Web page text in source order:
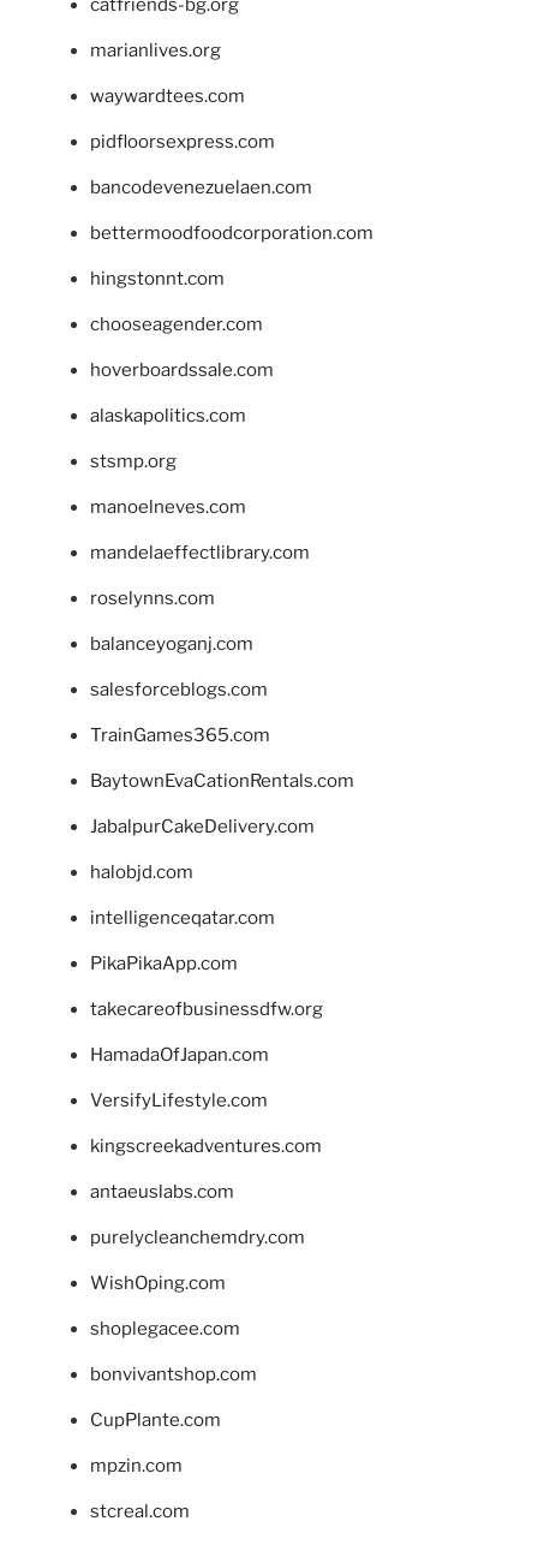
catfriends-bg.org
marianlives.org
waywardtees.com
pidfloorsexpress.com
bancodevenezuelaen.com
bettermoodfoodcorporation.com
hingstonnt.com
chooseagender.com
hoverboardssale.com
alaskapolitics.com
stsmp.org
manoelneves.com
mandelaeffectlibrary.com
roselynns.com
balanceyoganj.com
salesforceblogs.com
TrainGames365.com
BaytownEvaCationRentals.com
JabalpurCakeDelivery.com
halobjd.com
intelligenceqatar.com
PikaPikaApp.com
takecareofbusinessdfw.org
HamadaOfJapan.com
VersifyLifestyle.com
kingscreekadventures.com
antaeuslabs.com
purelycleanchemdry.com
WishOping.com
shoplegacee.com
bonvivantshop.com
CupPlante.com
mpzin.com
stcreal.com